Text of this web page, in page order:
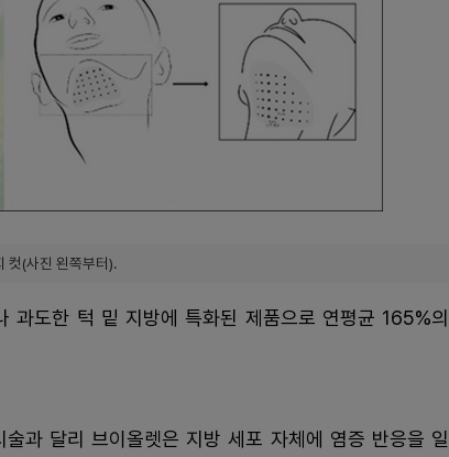
컷(사진 왼쪽부터).
과도한 턱 밑 지방에 특화된 제품으로 연평균 165%의
과 달리 브이올렛은 지방 세포 자체에 염증 반응을 일